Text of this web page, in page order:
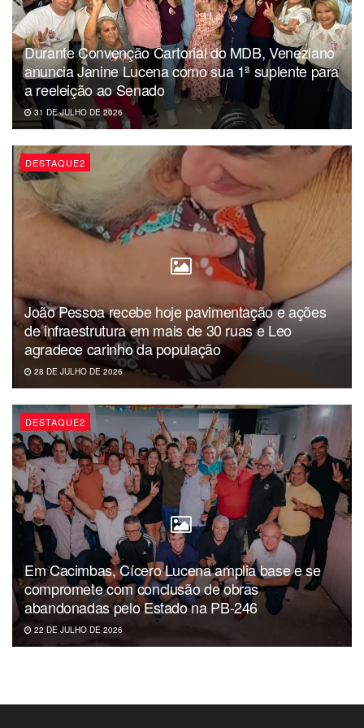
segurança jurídica, marco regulatório do fomento e
pactuação federativa na cultura, com a presença da
secretária dos Comitês de Cultura, Roberta Martins.
Pesquisadores da Fundação Casa de Rui Barbosa
(FCRB) também integram os debates.
Durante o encontro, o Iphan fará o lançamento do projeto
“Andanças do Patrimônio”, que busca promover a
construção participativa do Sistema Nacional de
Patrimônio Cultural.
Redação
Durante Convenção Cartorial do MDB, Veneziano
anuncia Janine Lucena como sua 1ª suplente para
a reeleição ao Senado
31 DE JULHO DE 2026
DESTAQUE2
João Pessoa recebe hoje pavimentação e ações
de infraestrutura em mais de 30 ruas e Leo
agradece carinho da população
28 DE JULHO DE 2026
DESTAQUE2
Em Cacimbas, Cícero Lucena amplia base e se
compromete com conclusão de obras
abandonadas pelo Estado na PB-246
22 DE JULHO DE 2026